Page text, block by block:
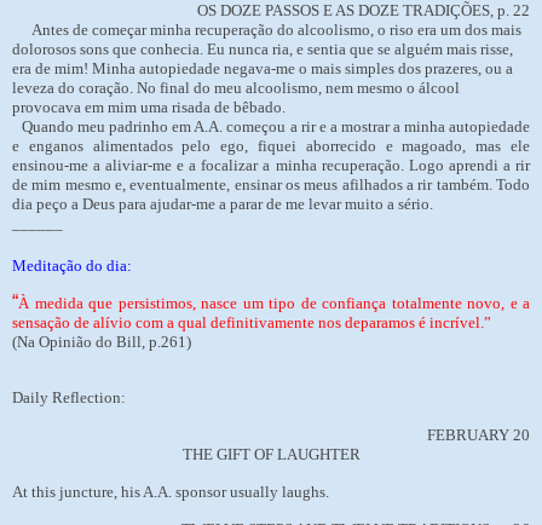
OS DOZE PASSOS E AS DOZE TRADIÇÕES, p. 22
Antes de começar minha recuperação do alcoolismo, o riso era um dos mais
dolorosos sons que conhecia. Eu nunca ria, e sentia que se alguém mais risse,
era de mim! Minha autopiedade negava-me o mais simples dos prazeres, ou a
leveza do coração. No final do meu alcoolismo, nem mesmo o álcool
provocava em mim uma risada de bêbado.
Quando meu padrinho em A.A. começou a rir e a mostrar a minha autopiedade
e enganos alimentados pelo ego, fiquei aborrecido e magoado, mas ele
ensinou-me a aliviar-me e a focalizar a minha recuperação. Logo aprendi a rir
de mim mesmo e, eventualmente, ensinar os meus afilhados a rir também. Todo
dia peço a Deus para ajudar-me a parar de me levar muito a sério.
Meditação do dia:
“À medida que persistimos, nasce um tipo de confiança totalmente novo, e a
sensação de alívio com a qual definitivamente nos deparamos é incrível.”
(Na Opinião do Bill, p.261)
Daily Reflection:
FEBRUARY 20
THE GIFT OF LAUGHTER
At this juncture, his A.A. sponsor usually laughs.